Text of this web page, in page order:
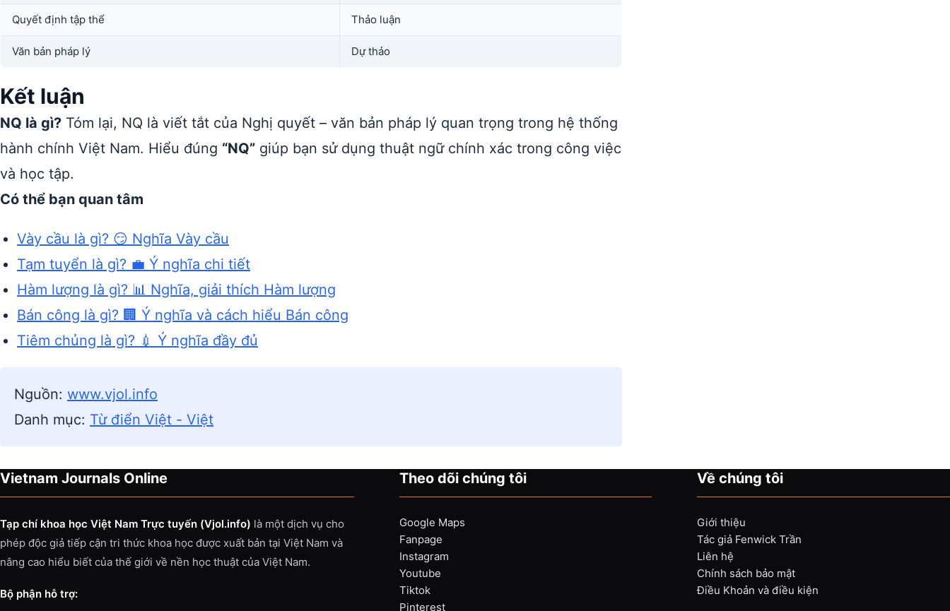
Quyết định tập thể Thảo luận
Văn bản pháp lý Dự thảo
Kết luận
NQ là gì? Tóm lại, NQ là viết tắt của Nghị quyết – văn bản pháp lý quan trọng trong hệ thống
hành chính Việt Nam. Hiểu đúng “NQ” giúp bạn sử dụng thuật ngữ chính xác trong công việc
và học tập.
Có thể bạn quan tâm
Vày cầu là gì? 😏 Nghĩa Vày cầu
Tạm tuyển là gì? 💼 Ý nghĩa chi tiết
Hàm lượng là gì? 📊 Nghĩa, giải thích Hàm lượng
Bán công là gì? 🏢 Ý nghĩa và cách hiểu Bán công
Tiêm chủng là gì? 💉 Ý nghĩa đầy đủ
Nguồn: www.vjol.info
Danh mục: Từ điển Việt - Việt
Vietnam Journals Online
Tạp chí khoa học Việt Nam Trực tuyến (Vjol.info) là một dịch vụ cho
phép độc giả tiếp cận tri thức khoa học được xuất bản tại Việt Nam và
nâng cao hiểu biết của thế giới về nền học thuật của Việt Nam.
Bộ phận hỗ trợ:
Theo dõi chúng tôi
Google Maps
Fanpage
Instagram
Youtube
Tiktok
Pinterest
Về chúng tôi
Giới thiệu
Tác giả Fenwick Trần
Liên hệ
Chính sách bảo mật
Điều Khoản và điều kiện